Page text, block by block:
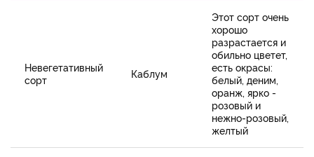
Невегетативный
сорт
Каблум
Этот сорт очень
хорошо
разрастается и
обильно цветет,
есть окрасы:
белый, деним,
оранж, ярко -
розовый и
нежно-розовый,
желтый